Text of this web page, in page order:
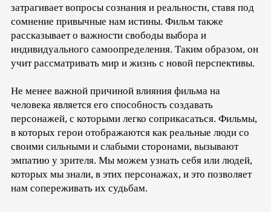
затрагивает вопросы сознания и реальности, ставя под
сомнение привычные нам истины. Фильм также
рассказывает о важности свободы выбора и
индивидуального самоопределения. Таким образом, он
учит рассматривать мир и жизнь с новой перспективы.
Не менее важной причиной влияния фильма на
человека является его способность создавать
персонажей, с которыми легко соприкасаться. Фильмы,
в которых герои отображаются как реальные люди со
своими сильными и слабыми сторонами, вызывают
эмпатию у зрителя. Мы можем узнать себя или людей,
которых мы знали, в этих персонажах, и это позволяет
нам сопереживать их судьбам.